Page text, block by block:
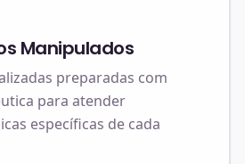
Manipulados
preparadas com
para atender
específicas de cada